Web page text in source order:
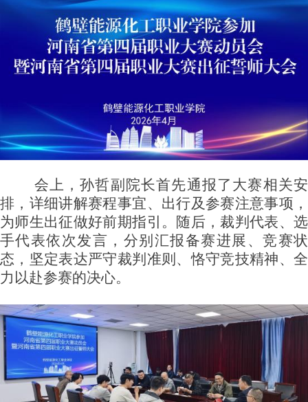
会上，孙哲副院长首先通报了大赛相关安
排，详细讲解赛程事宜、出行及参赛注意事项，
为师生出征做好前期指引。随后，裁判代表、选
手代表依次发言，分别汇报备赛进展、竞赛状
态，坚定表达严守裁判准则、恪守竞技精神、全
力以赴参赛的决心。